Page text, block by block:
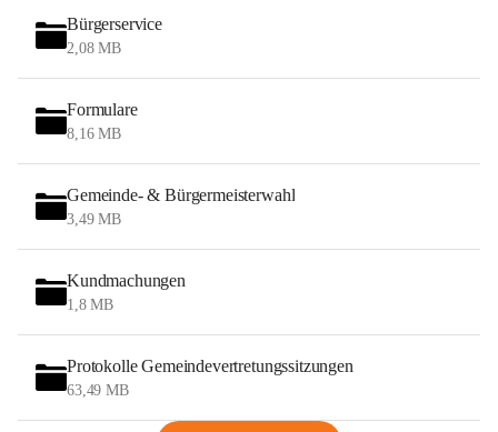
Bürgerservice
2,08 MB
Formulare
8,16 MB
Gemeinde- & Bürgermeisterwahl
3,49 MB
Kundmachungen
1,8 MB
Protokolle Gemeindevertretungssitzungen
63,49 MB